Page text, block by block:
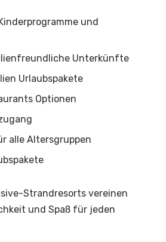
und
Unterkünfte
Urlaubspakete
Optionen
alle Altersgruppen
Strandresorts vereinen
und Spaß für jeden